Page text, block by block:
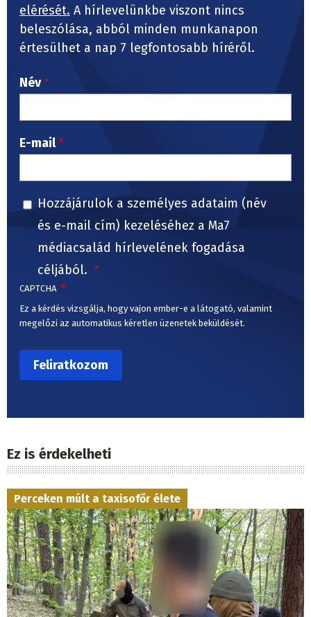
elérését. A hírlevelünkbe viszont nincs
beleszólása, abból minden munkanapon
értesülhet a nap 7 legfontosabb híréről.
Név
E-mail
Hozzájárulok a személyes adataim (név
és e-mail cím) kezeléséhez a Ma7
médiacsalád hírlevelének fogadása
céljából.
CAPTCHA
Ez a kérdés vizsgálja, hogy vajon ember-e a látogató, valamint
megelőzi az automatikus kéretlen üzenetek beküldését.
Ez is érdekelheti
Perceken múlt a taxisofőr élete